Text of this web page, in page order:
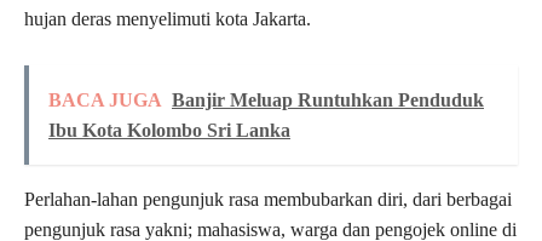
hujan deras menyelimuti kota Jakarta.
BACA JUGA Banjir Meluap Runtuhkan Penduduk
Ibu Kota Kolombo Sri Lanka
Perlahan-lahan pengunjuk rasa membubarkan diri, dari berbagai
pengunjuk rasa yakni; mahasiswa, warga dan pengojek online di